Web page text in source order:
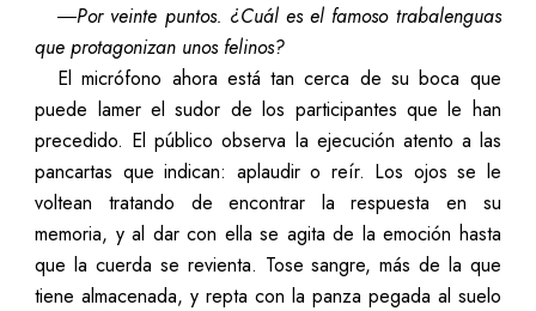
―Por veinte puntos. ¿Cuál es el famoso trabalenguas
que protagonizan unos felinos?
El micrófono ahora está tan cerca de su boca que
puede lamer el sudor de los participantes que le han
precedido. El público observa la ejecución atento a las
pancartas que indican: aplaudir o reír. Los ojos se le
voltean tratando de encontrar la respuesta en su
memoria, y al dar con ella se agita de la emoción hasta
que la cuerda se revienta. Tose sangre, más de la que
tiene almacenada, y repta con la panza pegada al suelo